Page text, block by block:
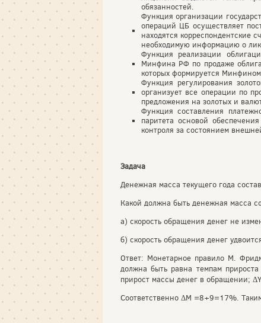
обязанностей.
Функция организации
операций ЦБ осуществляет
находятся корреспондентские
необходимую информацию о
Функция реализации
Минфина РФ по продаже
которых формируется
Функция регулирования
организует все операции по
предложения на золотых и
Функция составления
паритета основой
контроля за состоянием
Задача
Денежная масса текущего года
Какой должна быть денежная масса
а) скорость обращения денег не
б) скорость обращения денег
Ответ: Монетарное правило М.
должна быть равна темпам
прирост массы денег в обращении;
Соответственно ΔM =8+9=17%.